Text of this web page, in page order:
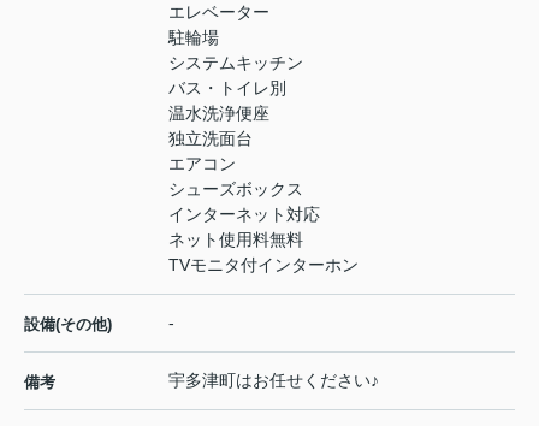
エレベーター
駐輪場
システムキッチン
バス・トイレ別
温水洗浄便座
独立洗面台
エアコン
シューズボックス
インターネット対応
ネット使用料無料
TVモニタ付インターホン
設備(その他) -
備考 宇多津町はお任せください♪